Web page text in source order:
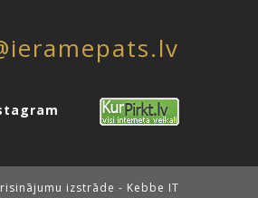
izstrāde - Kebbe IT